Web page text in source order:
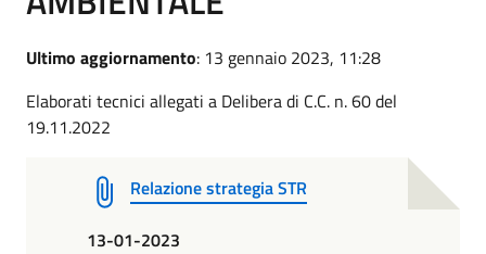
Ultimo aggiornamento: 13 gennaio 2023, 11:28
Elaborati tecnici allegati a Delibera di C.C. n. 60 del
19.11.2022
Relazione strategia STR
13-01-2023